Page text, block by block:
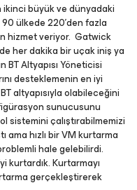
ikinci büyük ve dünyadaki
90 ülkede 220’den fazla
hizmet veriyor. Gatwick
her dakika bir uçak iniş ya
BT Altyapısı Yöneticisi
desteklemenin en iyi
altyapısıyla olabileceğini
sunucusunu
sistemini çalıştırabilmemizi
ama hızlı bir VM kurtarma
hale gelebilirdi.
kurtardık. Kurtarmayı
gerçekleştirerek